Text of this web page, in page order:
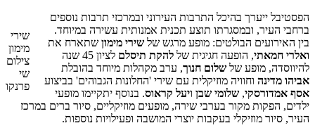
שירי
מימון
צילום
שי
פרנקו
הפסטיבל ייערך בהיכל התרבות העירוני ובמרכזי תרבות נוספים
ברחבי העיר, ובמסגרתו תוצע תכנית אמנותית עשירה במיוחד.
בין האירועים הבולטים: מופע מרגש של שירי מימון שתארח את
ואלרי חמאתי, הופעה חגיגית של להקת תיסלם
לציון 45 שנה
להיווסדה, מופע של שלום חנוך, ערב מקהלות מיוחד בהובלת
אביהו מדינה וחוויה מוזיקלית עם שירי 'החלונות הגבוהים' בביצוע
אסף אמדורסקי, שלומי שבן ויעל קראוס. בנוסף יתקיימו מופעי
ילדים, הפקות מקור בערבי שירה, מופעים מוזיקליים, סיור ברים במרכז
העיר, סיור מוזיקלי בעקבות יוצרי המושבה ופעילויות נוספות.